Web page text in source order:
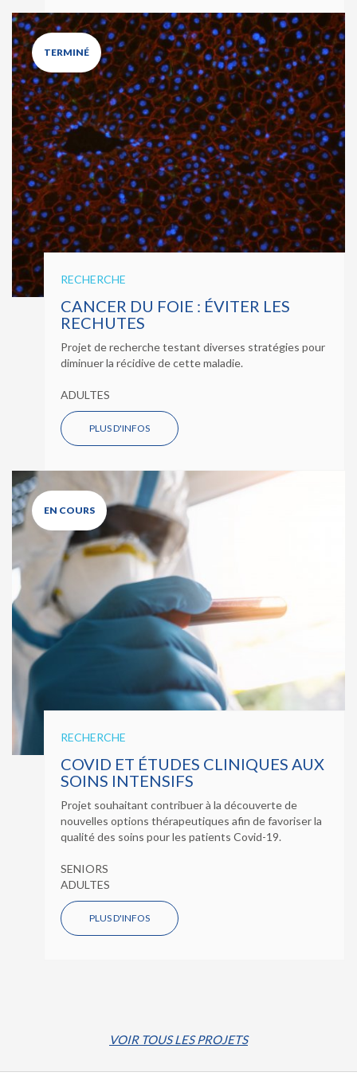
TERMINÉ
RECHERCHE
CANCER DU FOIE : ÉVITER LES
RECHUTES
Projet de recherche testant diverses stratégies pour
diminuer la récidive de cette maladie.
ADULTES
PLUS D'INFOS
EN COURS
RECHERCHE
COVID ET ÉTUDES CLINIQUES AUX
SOINS INTENSIFS
Projet souhaitant contribuer à la découverte de
nouvelles options thérapeutiques afin de favoriser la
qualité des soins pour les patients Covid-19.
SENIORS
ADULTES
PLUS D'INFOS
VOIR TOUS LES PROJETS